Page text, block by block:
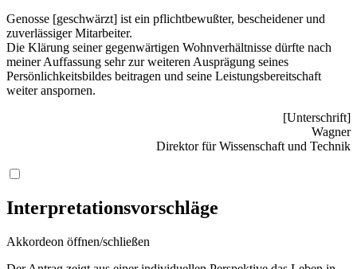
Genosse [geschwärzt] ist ein pflichtbewußter, bescheidener und
zuverlässiger Mitarbeiter.
Die Klärung seiner gegenwärtigen Wohnverhältnisse dürfte nach
meiner Auffassung sehr zur weiteren Ausprägung seines
Persönlichkeitsbildes beitragen und seine Leistungsbereitschaft
weiter anspornen.
[Unterschrift]
Wagner
Direktor für Wissenschaft und Technik
Interpretationsvorschläge
Akkordeon öffnen/schließen